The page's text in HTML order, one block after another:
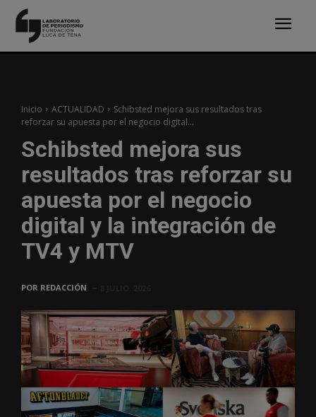
Inicio ACTUALIDAD
Schibsted mejora sus resultados tras
reforzar su apuesta por el negocio digital...
Schibsted mejora sus
resultados tras reforzar su
apuesta por el negocio
digital y la integración de
TV4 y MTV
POR REDACCIÓN